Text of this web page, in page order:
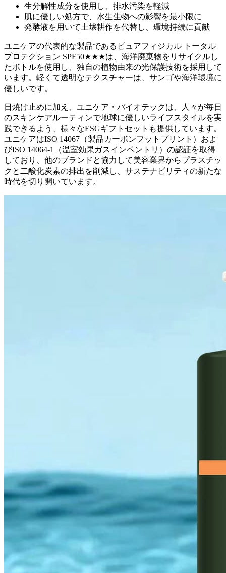
生分解性成分を使用し、排水汚染を軽減
肌に優しい処方で、水生生物への影響を最小限に
発酵液を用いて土壌耕作を代替し、環境持続に貢献
ユニケアの代表的な製品であるピュアフィジカル トータル
プロテクション SPF50★★★は、海洋廃棄物をリサイクルし
たボトルを使用し、独自の植物由来の光保護技術を採用して
います。軽くて透明なテクスチャーは、サンゴや海洋環境に
優しいです。
日焼け止めに加え、ユニケア・バイオテックは、人々が毎日
のスキンケアルーティンで地球に優しいライフスタイルを実
践できるよう、様々なESGギフトセットも提供しています。
ユニケアはISO 14067（製品カーボンフットプリント）およ
びISO 14064-1（温室効果ガスインベントリ）の認証を取得
しており、他のブランドと協力して美容業界からプラスチッ
クと二酸化炭素の排出を削減し、サステナビリティの新たな
時代を切り開いています。